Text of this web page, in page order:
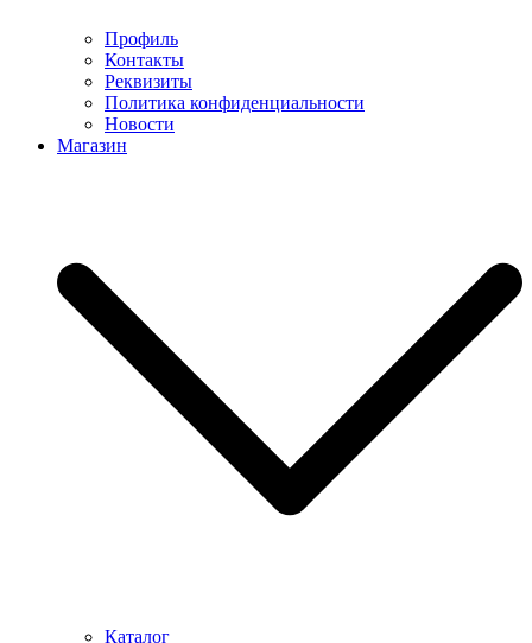
Профиль
Контакты
Реквизиты
Политика конфиденциальности
Новости
Магазин
Каталог